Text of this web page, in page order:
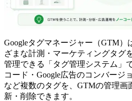
Googleタグマネージャー（GTM）
ざまな計測・マーケティングタグ
管理できる「タグ管理システム」
コード・Google広告のコンバージ
など複数のタグを、GTMの管理画
新・削除できます。